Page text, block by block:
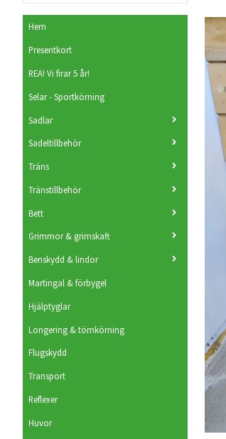
Hem
Presentkort
REA! Vi firar 5 år!
Selar - Sportkörning
Sadlar
Sadeltillbehör
Träns
Tränstillbehör
Bett
Grimmor & grimskaft
Benskydd & lindor
Martingal & förbygel
Hjälptyglar
Longering & tömkörning
Flugskydd
Transport
Reflexer
Huvor